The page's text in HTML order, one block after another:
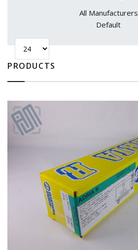
All Manufacturers
Default
PRODUCTS